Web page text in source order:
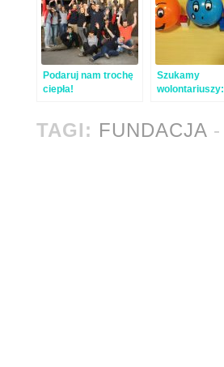
Podaruj nam trochę
ciepła!
Szukamy
wolontariuszy:
TAGI: FUNDACJA-